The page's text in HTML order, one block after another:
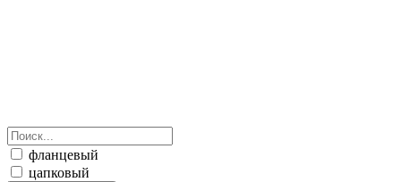
фланцевый
цапковый